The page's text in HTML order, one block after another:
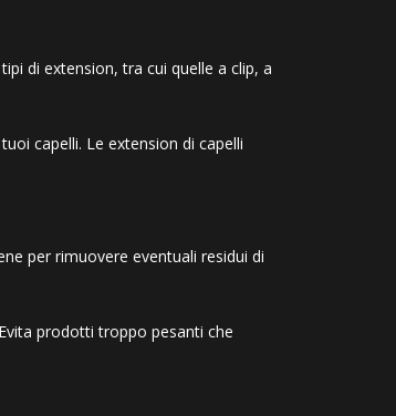
di extension, tra cui quelle a clip, a
capelli. Le extension di capelli
per rimuovere eventuali residui di
prodotti troppo pesanti che